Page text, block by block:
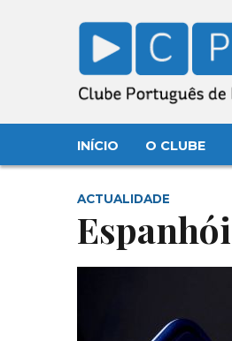
INÍCIO O CLUBE
ACTUALIDADE